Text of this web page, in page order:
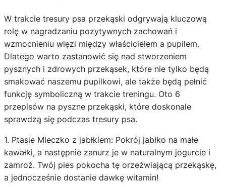
W trakcie tresury psa przekąski odgrywają kluczową
rolę w nagradzaniu pozytywnych zachowań i
wzmocnieniu więzi między właścicielem a pupilem.
Dlatego warto zastanowić się nad stworzeniem
pysznych i zdrowych przekąsek, które nie tylko będą
smakować naszemu pupilkowi, ale także będą pełnić
funkcję symboliczną w trakcie treningu. Oto 6
przepisów na pyszne przekąski, które doskonale
sprawdzą się podczas tresury psa.
1. Ptasie Mleczko z jabłkiem: Pokrój jabłko na małe
kawałki, a następnie zanurz je w naturalnym jogurcie i
zamroź. Twój pies pokocha tę orzeźwiającą przekąskę,
a jednocześnie dostanie dawkę witamin!